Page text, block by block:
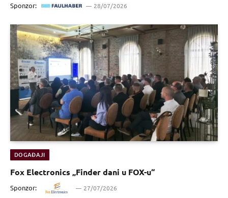
Sponzor: 28/07/2026
DOGAĐAJI
Fox Electronics „Finder dani u FOX-u“
Sponzor: 27/07/2026